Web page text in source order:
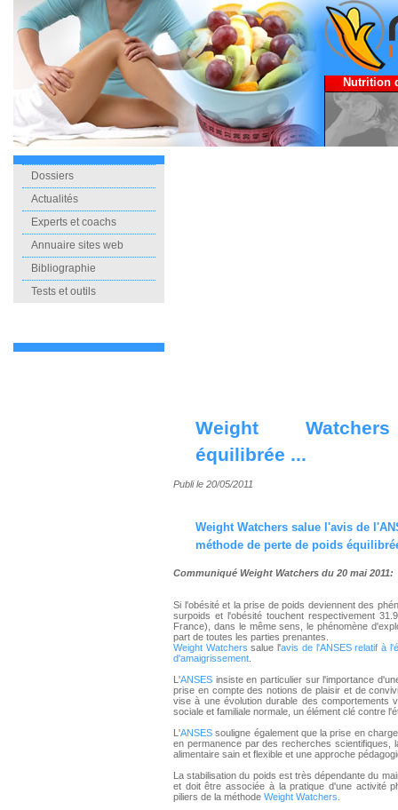
Nutrition
Dossiers
Actualités
Experts et coachs
Annuaire sites web
Bibliographie
Tests et outils
Weight
équilibrée ...
Publi le 20/05/2011
Weight Watchers salue l'avis de
méthode de perte de poids
Communiqué Weight Watchers du 20 mai 2011:
Si l'obésité et la prise de poids deviennent des
surpoids et l'obésité touchent respectivement
France), dans le même sens, le phénomène
part de toutes les parties prenantes.
Weight Watchers salue l'avis de l'ANSES relatif à
d'amaigrissement
L'ANSES insiste en particulier sur l'importance
prise en compte des notions de plaisir et de
vise à une évolution durable des
sociale et familiale normale, un élément clé contre
L'ANSES souligne également que la prise en
en permanence par des recherches scientifiques,
alimentaire sain et flexible et une approche
La stabilisation du poids est très dépendante du
et doit être associée à la pratique d'une activité
piliers de la méthode Weight Watchers